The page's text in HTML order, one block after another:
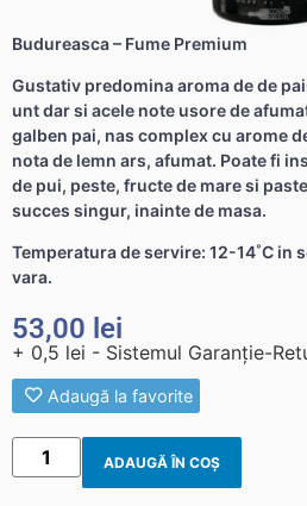
Budureasca – Fume Premium
Gustativ predomina aroma de de
unt dar si acele note usore de
galben pai, nas complex cu arome
nota de lemn ars, afumat. Poate fi
de pui, peste, fructe de mare si
succes singur, inainte de masa.
Temperatura de servire: 12-14˚C in
vara.
53,00 lei
+ 0,5 lei - Sistemul Garanție-
Adaugă la favorite
ADAUGĂ ÎN COȘ